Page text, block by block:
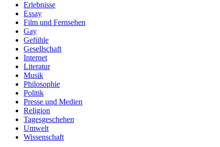
Erlebnisse
Essay
Film und Fernsehen
Gay
Gefühle
Gesellschaft
Internet
Literatur
Musik
Philosophie
Politik
Presse und Medien
Religion
Tagesgeschehen
Umwelt
Wissenschaft